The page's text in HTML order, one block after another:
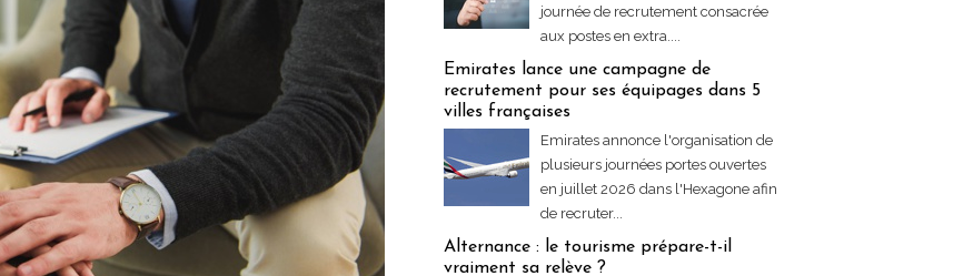
journée de recrutement consacrée
aux postes en extra....
Emirates lance une campagne de
recrutement pour ses équipages dans 5
villes françaises
Emirates annonce l'organisation de
plusieurs journées portes ouvertes
en juillet 2026 dans l'Hexagone afin
de recruter...
Alternance : le tourisme prépare-t-il
vraiment sa relève ?